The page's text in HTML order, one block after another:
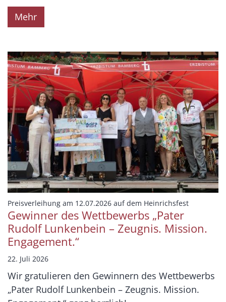
Mehr
Preisverleihung am 12.07.2026 auf dem Heinrichsfest:
Gewinner des Wettbewerbs „Pater
Rudolf Lunkenbein – Zeugnis. Mission.
Engagement.“
22. Juli 2026
Wir gratulieren den Gewinnern des Wettbewerbs
„Pater Rudolf Lunkenbein – Zeugnis. Mission.